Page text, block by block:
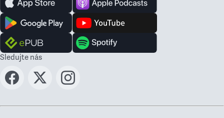
Sledujte nás